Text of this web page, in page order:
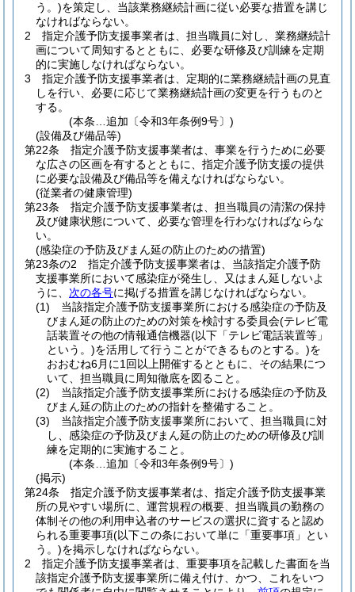
う。)を策定し、当該業務継続計画に従い必要な措置を講じ
なければならない。
2
指定介護予防支援事業者は、担当職員に対し、業務継続計
画について周知するとともに、必要な研修及び訓練を定期
的に実施しなければならない。
3
指定介護予防支援事業者は、定期的に業務継続計画の見直
しを行い、必要に応じて業務継続計画の変更を行うものと
する。
(本条…追加〔令和3年条例9号〕)
(設備及び備品等)
第22条
指定介護予防支援事業者は、事業を行うために必要
な広さの区画を有するとともに、指定介護予防支援の提供
に必要な設備及び備品等を備えなければならない。
(従業者の健康管理)
第23条
指定介護予防支援事業者は、担当職員の清潔の保持
及び健康状態について、必要な管理を行わなければならな
い。
(感染症の予防及びまん延の防止のための措置)
第23条の2
指定介護予防支援事業者は、当該指定介護予防
支援事業所において感染症が発生し、又はまん延しないよ
うに、 次の各号に掲げる措置を講じなければならない。
(1)
当該指定介護予防支援事業所における感染症の予防及
びまん延の防止のための対策を検討する委員会(テレビ電
話装置その他の情報通信機器(以下「テレビ電話装置等」
という。)を活用して行うことができるものとする。)を
おおむね6月に1回以上開催するとともに、その結果につ
いて、担当職員に周知徹底を図ること。
(2)
当該指定介護予防支援事業所における感染症の予防及
びまん延の防止のための指針を整備すること。
(3)
当該指定介護予防支援事業所において、担当職員に対
し、感染症の予防及びまん延の防止のための研修及び訓
練を定期的に実施すること。
(本条…追加〔令和3年条例9号〕)
(掲示)
第24条
指定介護予防支援事業者は、指定介護予防支援事業
所の見やすい場所に、運営規程の概要、担当職員の勤務の
体制その他の利用申込者のサービスの選択に資すると認め
られる重要事項(以下この条において単に「重要事項」とい
う。)を掲示しなければならない。
2
指定介護予防支援事業者は、重要事項を記載した書面を当
該指定介護予防支援事業所に備え付け、かつ、これをいつ